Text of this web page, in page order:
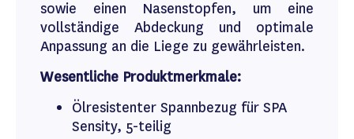
sowie einen Nasenstopfen, um eine
vollständige Abdeckung und optimale
Anpassung an die Liege zu gewährleisten.
Wesentliche Produktmerkmale:
Ölresistenter Spannbezug für SPA
Sensity, 5-teilig